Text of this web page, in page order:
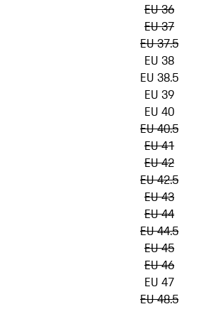
EU 36
EU 37
EU 37.5
EU 38
EU 38.5
EU 39
EU 40
EU 40.5
EU 41
EU 42
EU 42.5
EU 43
EU 44
EU 44.5
EU 45
EU 46
EU 47
EU 48.5